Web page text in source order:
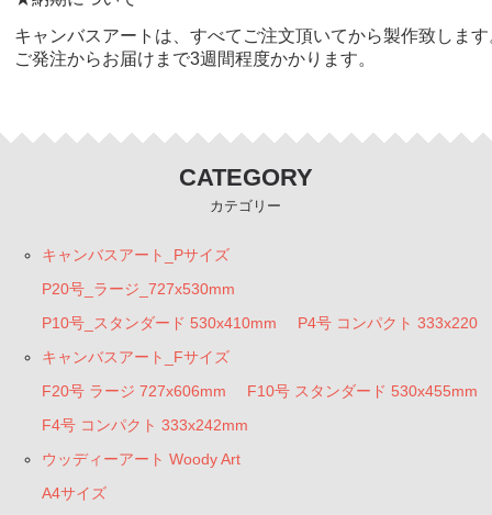
キャンバスアートは、すべてご注文頂いてから製作致しま
ご発注からお届けまで3週間程度かかります。
CATEGORY
カテゴリー
キャンバスアート_Pサイズ
P20号_ラージ_727x530mm
P10号_スタンダード 530x410mm
P4号 コンパクト
キャンバスアート_Fサイズ
F20号 ラージ 727x606mm
F10号 スタンダード 530x455mm
F4号 コンパクト 333x242mm
ウッディーアート Woody Art
A4サイズ